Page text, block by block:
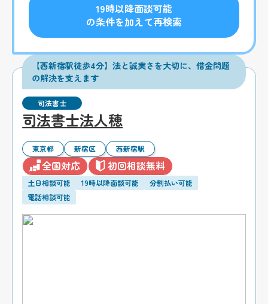
19時以降面談可能
の条件を加えて再検索
【西新宿駅徒歩4分】法と誠実さを大切に、借金問題
の解決を支えます
司法書士
司法書士法人穂
東京都 新宿区 西新宿駅
全国対応 初回相談無料
土日相談可能 19時以降面談可能
分割払い可能
電話相談可能